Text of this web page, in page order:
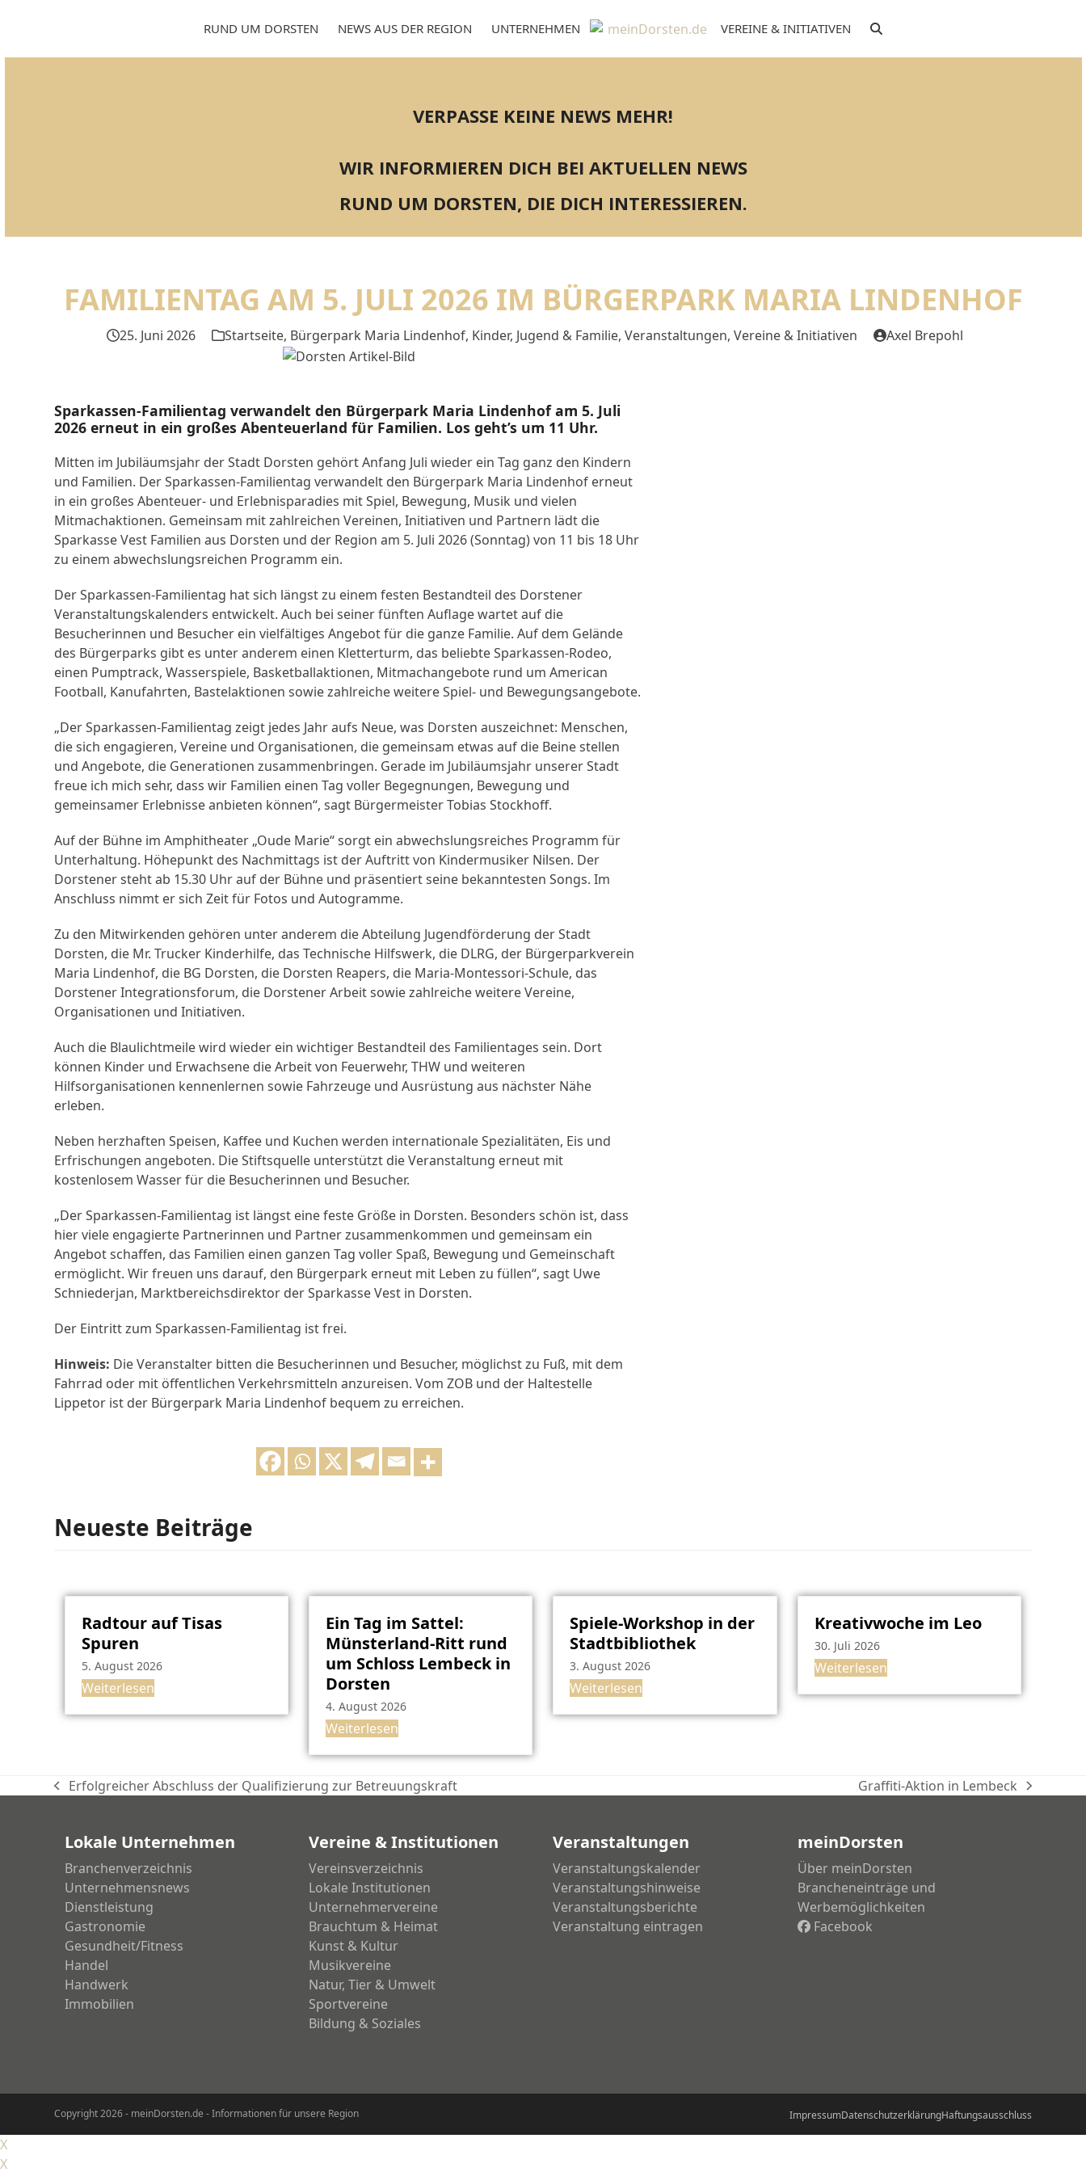
RUND UM DORSTEN NEWS AUS DER REGION UNTERNEHMEN VEREINE & INITIATIVEN
VERPASSE KEINE NEWS MEHR!
WIR INFORMIEREN DICH BEI AKTUELLEN NEWS
RUND UM DORSTEN, DIE DICH INTERESSIEREN.
FAMILIENTAG AM 5. JULI 2026 IM BÜRGERPARK MARIA LINDENHOF
25. Juni 2026 Startseite, Bürgerpark Maria Lindenhof, Kinder, Jugend & Familie, Veranstaltungen, Vereine & Initiativen Axel Brepohl
Sparkassen-Familientag verwandelt den Bürgerpark Maria Lindenhof am 5. Juli
2026 erneut in ein großes Abenteuerland für Familien. Los geht’s um 11 Uhr.
Mitten im Jubiläumsjahr der Stadt Dorsten gehört Anfang Juli wieder ein Tag ganz den Kindern
und Familien. Der Sparkassen-Familientag verwandelt den Bürgerpark Maria Lindenhof erneut
in ein großes Abenteuer- und Erlebnisparadies mit Spiel, Bewegung, Musik und vielen
Mitmachaktionen. Gemeinsam mit zahlreichen Vereinen, Initiativen und Partnern lädt die
Sparkasse Vest Familien aus Dorsten und der Region am 5. Juli 2026 (Sonntag) von 11 bis 18 Uhr
zu einem abwechslungsreichen Programm ein.
Der Sparkassen-Familientag hat sich längst zu einem festen Bestandteil des Dorstener
Veranstaltungskalenders entwickelt. Auch bei seiner fünften Auflage wartet auf die
Besucherinnen und Besucher ein vielfältiges Angebot für die ganze Familie. Auf dem Gelände
des Bürgerparks gibt es unter anderem einen Kletterturm, das beliebte Sparkassen-Rodeo,
einen Pumptrack, Wasserspiele, Basketballaktionen, Mitmachangebote rund um American
Football, Kanufahrten, Bastelaktionen sowie zahlreiche weitere Spiel- und Bewegungsangebote.
„Der Sparkassen-Familientag zeigt jedes Jahr aufs Neue, was Dorsten auszeichnet: Menschen,
die sich engagieren, Vereine und Organisationen, die gemeinsam etwas auf die Beine stellen
und Angebote, die Generationen zusammenbringen. Gerade im Jubiläumsjahr unserer Stadt
freue ich mich sehr, dass wir Familien einen Tag voller Begegnungen, Bewegung und
gemeinsamer Erlebnisse anbieten können“, sagt Bürgermeister Tobias Stockhoff.
Auf der Bühne im Amphitheater „Oude Marie“ sorgt ein abwechslungsreiches Programm für
Unterhaltung. Höhepunkt des Nachmittags ist der Auftritt von Kindermusiker Nilsen. Der
Dorstener steht ab 15.30 Uhr auf der Bühne und präsentiert seine bekanntesten Songs. Im
Anschluss nimmt er sich Zeit für Fotos und Autogramme.
Zu den Mitwirkenden gehören unter anderem die Abteilung Jugendförderung der Stadt
Dorsten, die Mr. Trucker Kinderhilfe, das Technische Hilfswerk, die DLRG, der Bürgerparkverein
Maria Lindenhof, die BG Dorsten, die Dorsten Reapers, die Maria-Montessori-Schule, das
Dorstener Integrationsforum, die Dorstener Arbeit sowie zahlreiche weitere Vereine,
Organisationen und Initiativen.
Auch die Blaulichtmeile wird wieder ein wichtiger Bestandteil des Familientages sein. Dort
können Kinder und Erwachsene die Arbeit von Feuerwehr, THW und weiteren
Hilfsorganisationen kennenlernen sowie Fahrzeuge und Ausrüstung aus nächster Nähe
erleben.
Neben herzhaften Speisen, Kaffee und Kuchen werden internationale Spezialitäten, Eis und
Erfrischungen angeboten. Die Stiftsquelle unterstützt die Veranstaltung erneut mit
kostenlosem Wasser für die Besucherinnen und Besucher.
„Der Sparkassen-Familientag ist längst eine feste Größe in Dorsten. Besonders schön ist, dass
hier viele engagierte Partnerinnen und Partner zusammenkommen und gemeinsam ein
Angebot schaffen, das Familien einen ganzen Tag voller Spaß, Bewegung und Gemeinschaft
ermöglicht. Wir freuen uns darauf, den Bürgerpark erneut mit Leben zu füllen“, sagt Uwe
Schniederjan, Marktbereichsdirektor der Sparkasse Vest in Dorsten.
Der Eintritt zum Sparkassen-Familientag ist frei.
Hinweis: Die Veranstalter bitten die Besucherinnen und Besucher, möglichst zu Fuß, mit dem
Fahrrad oder mit öffentlichen Verkehrsmitteln anzureisen. Vom ZOB und der Haltestelle
Lippetor ist der Bürgerpark Maria Lindenhof bequem zu erreichen.
Neueste Beiträge
Radtour auf Tisas
Spuren
5. August 2026
Weiterlesen
Ein Tag im Sattel:
Münsterland-Ritt rund
um Schloss Lembeck in
Dorsten
4. August 2026
Weiterlesen
Spiele-Workshop in der
Stadtbibliothek
3. August 2026
Weiterlesen
Kreativwoche im Leo
30. Juli 2026
Weiterlesen
vorheriger
Erfolgreicher Abschluss der Qualifizierung zur Betreuungskraft
Nächster
Graffiti-Aktion in Lembeck
Lokale Unternehmen
Branchenverzeichnis
Unternehmensnews
Dienstleistung
Gastronomie
Gesundheit/Fitness
Handel
Handwerk
Immobilien
Vereine & Institutionen
Vereinsverzeichnis
Lokale Institutionen
Unternehmervereine
Brauchtum & Heimat
Kunst & Kultur
Musikvereine
Natur, Tier & Umwelt
Sportvereine
Bildung & Soziales
Veranstaltungen
Veranstaltungskalender
Veranstaltungshinweise
Veranstaltungsberichte
Veranstaltung eintragen
meinDorsten
Über meinDorsten
Brancheneinträge und
Werbemöglichkeiten
Facebook
Copyright 2026 - meinDorsten.de - Informationen für unsere Region ImpressumDatenschutzerklärungHaftungsausschluss
X
X